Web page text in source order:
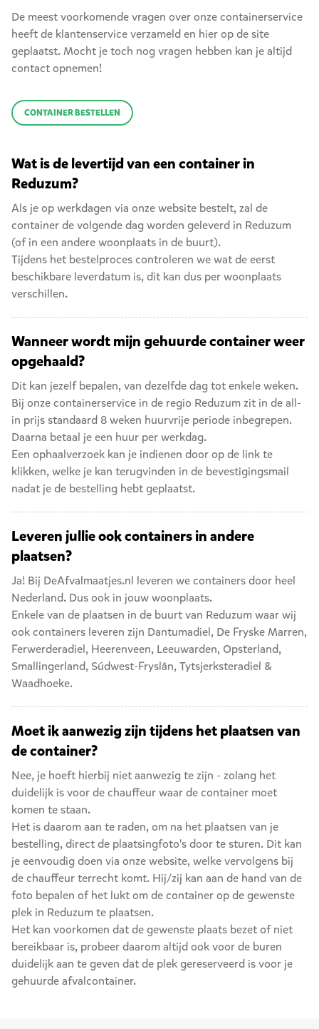
De meest voorkomende vragen over onze containerservice
heeft de klantenservice verzameld en hier op de site
geplaatst. Mocht je toch nog vragen hebben kan je altijd
contact opnemen!
CONTAINER BESTELLEN
Wat is de levertijd van een container in
Reduzum?
Als je op werkdagen via onze website bestelt, zal de
container de volgende dag worden geleverd in Reduzum
(of in een andere woonplaats in de buurt).
Tijdens het bestelproces controleren we wat de eerst
beschikbare leverdatum is, dit kan dus per woonplaats
verschillen.
Wanneer wordt mijn gehuurde container weer
opgehaald?
Dit kan jezelf bepalen, van dezelfde dag tot enkele weken.
Bij onze containerservice in de regio Reduzum zit in de all-
in prijs standaard 8 weken huurvrije periode inbegrepen.
Daarna betaal je een huur per werkdag.
Een ophaalverzoek kan je indienen door op de link te
klikken, welke je kan terugvinden in de bevestigingsmail
nadat je de bestelling hebt geplaatst.
Leveren jullie ook containers in andere
plaatsen?
Ja! Bij DeAfvalmaatjes.nl leveren we containers door heel
Nederland. Dus ook in jouw woonplaats.
Enkele van de plaatsen in de buurt van Reduzum waar wij
ook containers leveren zijn Dantumadiel, De Fryske Marren,
Ferwerderadiel, Heerenveen, Leeuwarden, Opsterland,
Smallingerland, Súdwest-Fryslân, Tytsjerksteradiel &
Waadhoeke.
Moet ik aanwezig zijn tijdens het plaatsen van
de container?
Nee, je hoeft hierbij niet aanwezig te zijn - zolang het
duidelijk is voor de chauffeur waar de container moet
komen te staan.
Het is daarom aan te raden, om na het plaatsen van je
bestelling, direct de plaatsingfoto's door te sturen. Dit kan
je eenvoudig doen via onze website, welke vervolgens bij
de chauffeur terrecht komt. Hij/zij kan aan de hand van de
foto bepalen of het lukt om de container op de gewenste
plek in Reduzum te plaatsen.
Het kan voorkomen dat de gewenste plaats bezet of niet
bereikbaar is, probeer daarom altijd ook voor de buren
duidelijk aan te geven dat de plek gereserveerd is voor je
gehuurde afvalcontainer.